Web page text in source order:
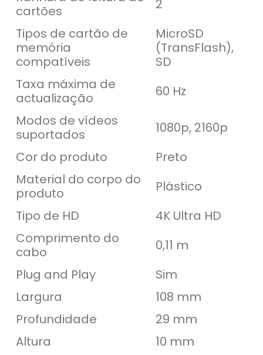
cartões
2
Tipos de cartão de
memória
compatíveis
MicroSD
(TransFlash),
SD
Taxa máxima de
actualização
60 Hz
Modos de vídeos
suportados
1080p, 2160p
Cor do produto
Preto
Material do corpo do
produto
Plástico
Tipo de HD
4K Ultra HD
Comprimento do
cabo
0,11 m
Plug and Play
Sim
Largura
108 mm
Profundidade
29 mm
Altura
10 mm